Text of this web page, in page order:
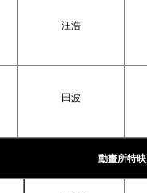
汪浩
田波
動畫所特映